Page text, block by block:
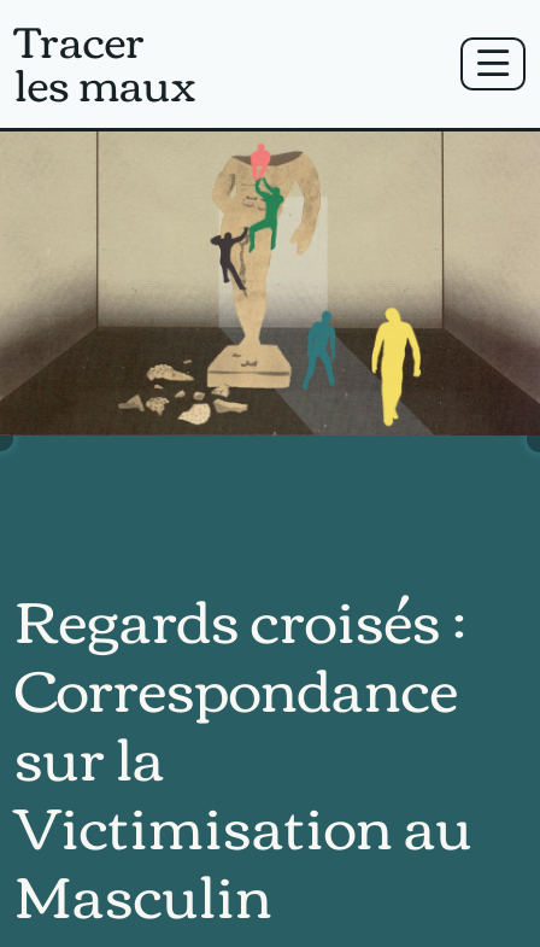
Tracer
les maux
Regards croisés :
Correspondance
sur la
Victimisation au
Masculin